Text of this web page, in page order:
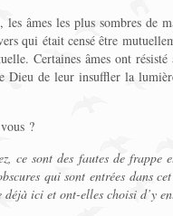
les âmes les plus sombres de
qui était censé être
Certaines âmes ont
Dieu de leur insuffler la
?
ce sont des fautes de
qui sont entrées dans
ici et ont-elles choisi d’y